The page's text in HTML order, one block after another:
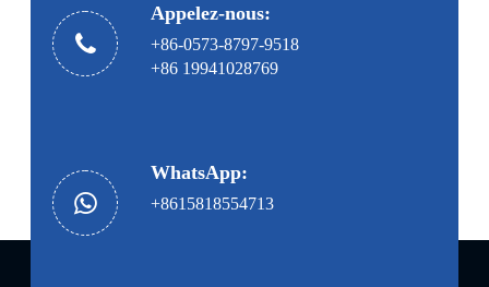
Appelez-nous:
+86-0573-8797-9518
+86 19941028769
WhatsApp:
+8615818554713